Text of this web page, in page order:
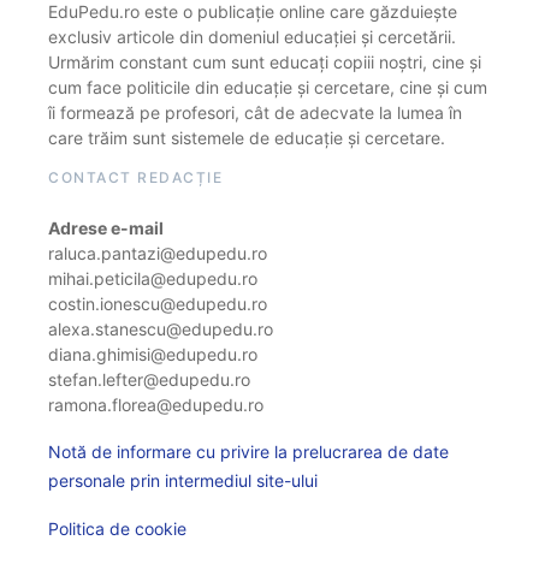
EduPedu.ro este o publicație online care găzduiește
exclusiv articole din domeniul educației și cercetării.
Urmărim constant cum sunt educați copiii noștri, cine și
cum face politicile din educație și cercetare, cine și cum
îi formează pe profesori, cât de adecvate la lumea în
care trăim sunt sistemele de educație și cercetare.
CONTACT REDACȚIE
Adrese e-mail
raluca.pantazi@edupedu.ro
mihai.peticila@edupedu.ro
costin.ionescu@edupedu.ro
alexa.stanescu@edupedu.ro
diana.ghimisi@edupedu.ro
stefan.lefter@edupedu.ro
ramona.florea@edupedu.ro
Notă de informare cu privire la prelucrarea de date
personale prin intermediul site-ului
Politica de cookie